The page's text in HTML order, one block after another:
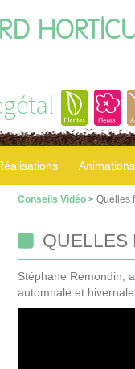
Animations
Conseils Vidéo > Quelles
QUELLES
Stéphane Remondin,
automnale et